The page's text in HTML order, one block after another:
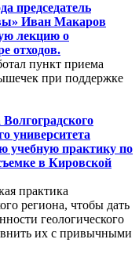
председатель
Иван Макаров
лекцию о
отходов.
пункт приема
при поддержке
университета
учебную практику по
в Кировской
практика
региона, чтобы дать
геологического
их с привычными